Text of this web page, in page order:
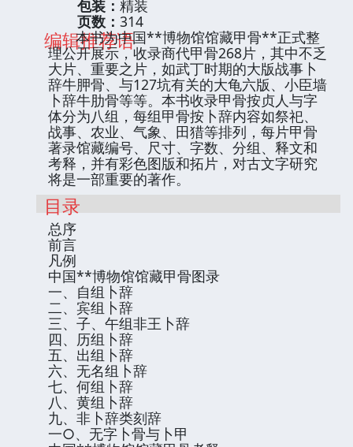
包装： 精装
页数： 314
编辑推荐语
本书为中国**博物馆馆藏甲骨**正式整
理公开展示，收录商代甲骨268片，其中不乏
大片、重要之片，如武丁时期的大版战事卜
辞牛胛骨、与127坑有关的大龟六版、小臣墙
卜辞牛肋骨等等。本书收录甲骨按贞人与字
体分为八组，每组甲骨按卜辞内容如祭祀、
战事、农业、气象、田猎等排列，每片甲骨
著录馆藏编号、尺寸、字数、分组、释文和
考释，并有彩色图版和拓片，对古文字研究
将是一部重要的著作。
目录
总序
前言
凡例
中国**博物馆馆藏甲骨图录
一、自组卜辞
二、宾组卜辞
三、子、午组非王卜辞
四、历组卜辞
五、出组卜辞
六、无名组卜辞
七、何组卜辞
八、黄组卜辞
九、非卜辞类刻辞
一○、无字卜骨与卜甲